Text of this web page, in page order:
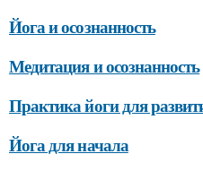
Йога и осознанность
Медитация и осознанность
Практика йоги для
Йога для начала